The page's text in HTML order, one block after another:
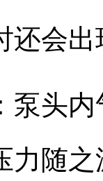
还会
泵头
力随